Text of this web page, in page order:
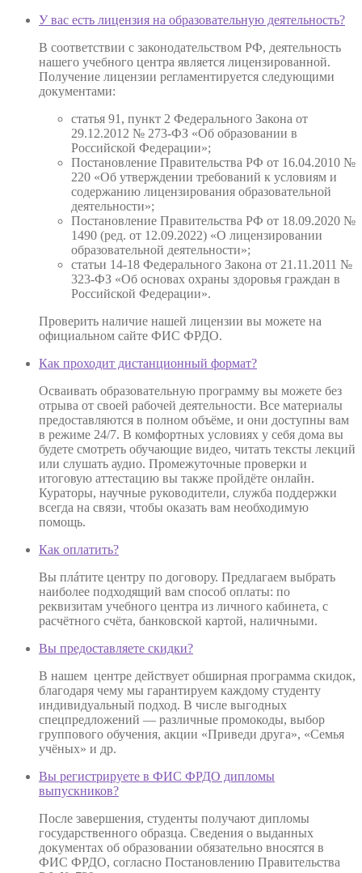
У вас есть лицензия на образовательную деятельность?
В соответствии с законодательством РФ, деятельность
нашего учебного центра является лицензированной.
Получение лицензии регламентируется следующими
документами:
статья 91, пункт 2 Федерального Закона от
29.12.2012 № 273-ФЗ «Об образовании в
Российской Федерации»;
Постановление Правительства РФ от 16.04.2010 №
220 «Об утверждении требований к условиям и
содержанию лицензирования образовательной
деятельности»;
Постановление Правительства РФ от 18.09.2020 №
1490 (ред. от 12.09.2022) «О лицензировании
образовательной деятельности»;
статьи 14-18 Федерального Закона от 21.11.2011 №
323-ФЗ «Об основах охраны здоровья граждан в
Российской Федерации».
Проверить наличие нашей лицензии вы можете на
официальном сайте ФИС ФРДО.
Как проходит дистанционный формат?
Осваивать образовательную программу вы можете без
отрыва от своей рабочей деятельности. Все материалы
предоставляются в полном объёме, и они доступны вам
в режиме 24/7. В комфортных условиях у себя дома вы
будете смотреть обучающие видео, читать тексты лекций
или слушать аудио. Промежуточные проверки и
итоговую аттестацию вы также пройдёте онлайн.
Кураторы, научные руководители, служба поддержки
всегда на связи, чтобы оказать вам необходимую
помощь.
Как оплатить?
Вы плáтите центру по договору. Предлагаем выбрать
наиболее подходящий вам способ оплаты: по
реквизитам учебного центра из личного кабинета, с
расчётного счёта, банковской картой, наличными.
Вы предоставляете скидки?
В нашем центре действует обширная программа скидок,
благодаря чему мы гарантируем каждому студенту
индивидуальный подход. В числе выгодных
спецпредложений — различные промокоды, выбор
группового обучения, акции «Приведи друга», «Семья
учёных» и др.
Вы регистрируете в ФИС ФРДО дипломы
выпускников?
После завершения, студенты получают дипломы
государственного образца. Сведения о выданных
документах об образовании обязательно вносятся в
ФИС ФРДО, согласно Постановлению Правительства